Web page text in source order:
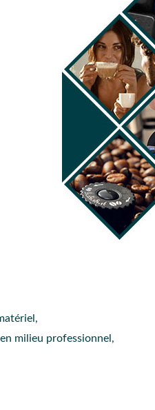
milieu professionnel,